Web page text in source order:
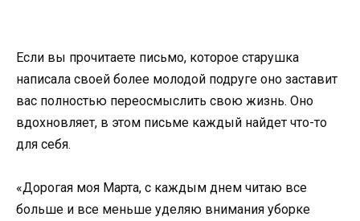
Если вы прочитаете письмо, которое старушка
написала своей более молодой подруге оно заставит
вас полностью переосмыслить свою жизнь. Оно
вдохновляет, в этом письме каждый найдет что-то
для себя.
«Дорогая моя Марта, с каждым днем читаю все
больше и все меньше уделяю внимания уборке